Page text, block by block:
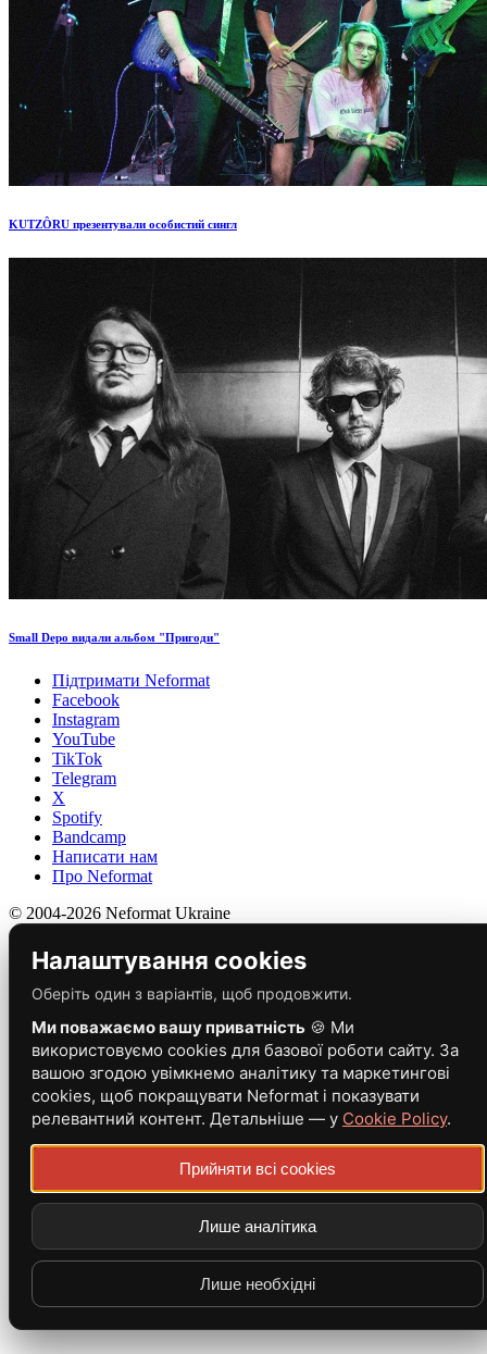
KUTZÔRU презентували особистий сингл
Small Depo видали альбом "Пригоди"
Підтримати Neformat
Facebook
Instagram
YouTube
TikTok
Telegram
X
Spotify
Bandcamp
Написати нам
Про Neformat
© 2004-2026 Neformat Ukraine
Налаштування cookies
Оберіть один з варіантів, щоб продовжити.
Ми поважаємо вашу приватність 🍪 Ми
використовуємо cookies для базової роботи сайту. За
вашою згодою увімкнемо аналітику та маркетингові
cookies, щоб покращувати Neformat і показувати
релевантний контент. Детальніше — у Cookie Policy.
Прийняти всі cookies
Лише аналітика
Лише необхідні